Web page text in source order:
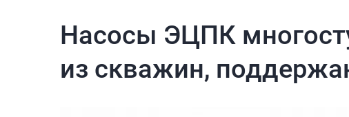
Насосы ЭЦПК
из скважин,